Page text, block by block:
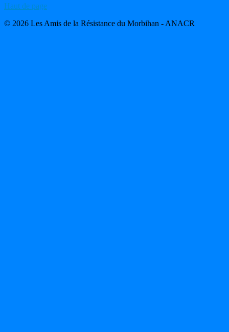
Haut de page
© 2026 Les Amis de la Résistance du Morbihan - ANACR